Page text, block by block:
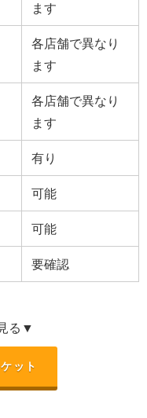
ます
各店舗で異なり
ます
各店舗で異なり
ます
有り
可能
可能
要確認
る▼
ット